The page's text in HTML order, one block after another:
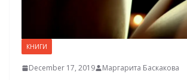
КНИГИ
December 17, 2019 Маргарита Баскакова